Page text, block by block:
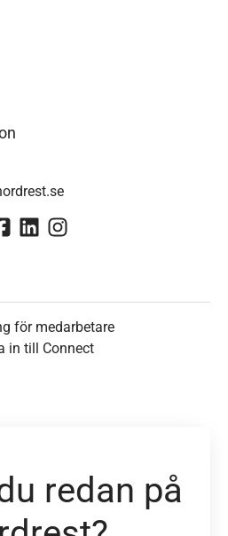
för medarbetare
in till Connect
redan på